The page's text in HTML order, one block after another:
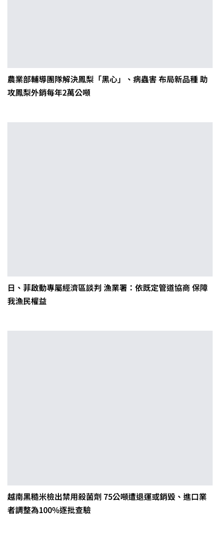
農業部輔導團隊解決鳳梨「黑心」、病蟲害 布局新品種 助
攻鳳梨外銷每年2萬公噸
日、菲啟動專屬經濟區談判 漁業署：依既定管道協商 保障
我漁民權益
越南黑糙米檢出禁用殺菌劑 75公噸遭退運或銷毀、進口業
者調整為100%逐批查驗